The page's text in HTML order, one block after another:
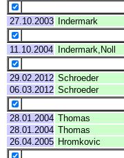
27.10.2003
Indermark
11.10.2004 Indermark,Noll
29.02.2012 Schroeder
06.03.2012 Schroeder
28.01.2004 Thomas
28.01.2004 Thomas
26.04.2005 Hromkovic